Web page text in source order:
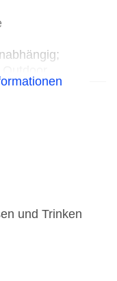
Hotel
MasterCard,